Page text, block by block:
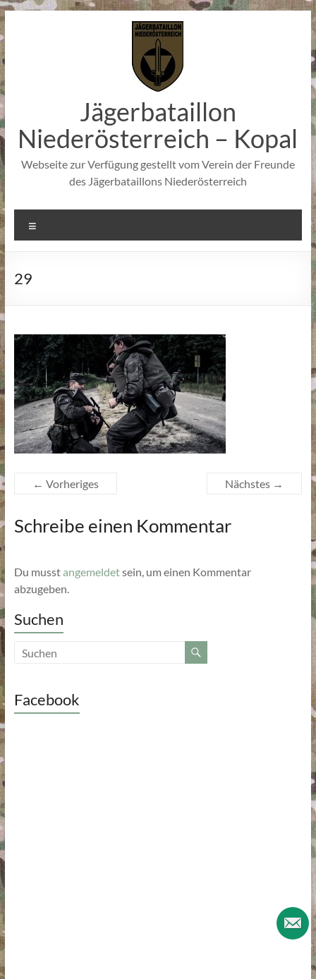
Zum
springen
Jägerbataillon
Niederösterreich – Kopal
Webseite zur Verfügung gestellt vom Verein der Freunde
des Jägerbataillons Niederösterreich
29
← Vorheriges Nächstes →
Schreibe einen Kommentar
Du musstangemeldetsein, um einen Kommentar
abzugeben.
Suchen
Facebook